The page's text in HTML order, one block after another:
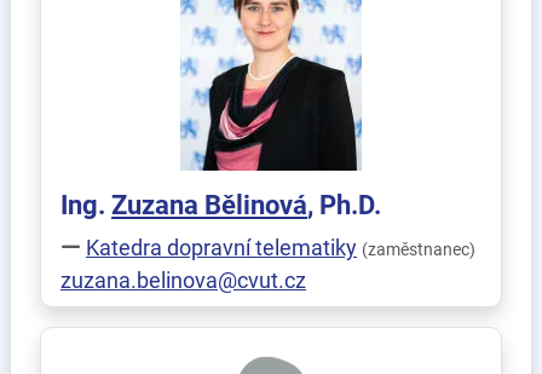
Ing. Zuzana Bělinová, Ph.D.
Katedra dopravní telematiky (zaměstnanec)
zuzana.belinova@cvut.cz